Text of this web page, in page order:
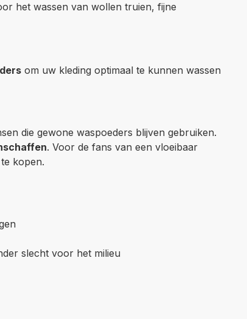
het wassen van wollen truien, fijne
om uw kleding optimaal te kunnen wassen
die gewone waspoeders blijven gebruiken.
. Voor de fans van een vloeibaar
kopen.
slecht voor het milieu